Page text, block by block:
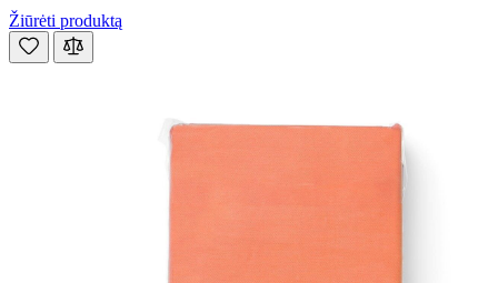
Žiūrėti produktą